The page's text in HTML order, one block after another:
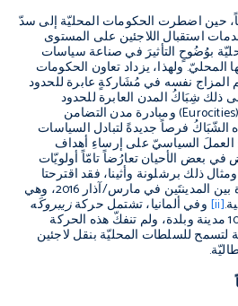
حين اضطرت الحكومات المحليّة إلى سدّ
استقبال اللاجئين على المستوى
بوُضُوحٍ التأثيرَ في صناعة سياسات
المحليّ.ولهذا، يزداد تعاون الحكومات
المزاج نفسه في مُشَاركةٍ عابرة للحدود
ذلك شِبَاكُ المدن العابرة للحدود
(
Eurocities
)ومبادرة مدن التضامن
الشّبَاكُ فرصاً جديدةً لتبادل السياسات
العملَ السياسيّ على إرساءِ أهداف
في بعض الأحيان تعارُضاً تامّاً أولويّات
ومثال ذلك برشلونة وأثينا، فقد اقترحتا
بين المدينتَين في مارس/آذار2016، وهي
.
[ii] وفي ألمانيا، تشتمل حركةزيبروكَه
مدينة وبلدة، ولم تنفكّ هذه الحركة
لتسمح للسلطات المحليّة بنقل لاجئين
.